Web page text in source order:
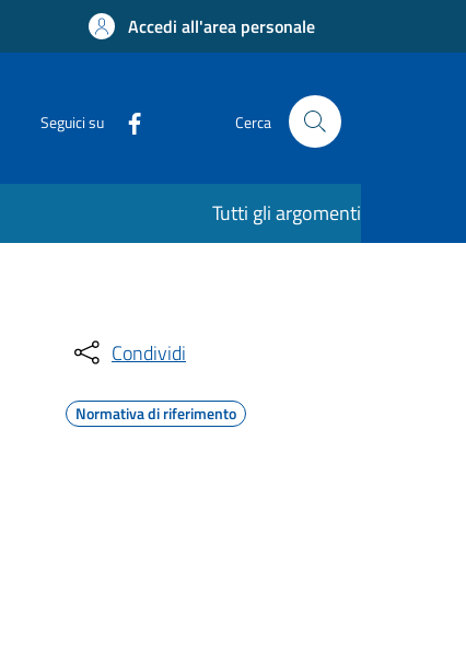
Accedi all'area personale
Seguici su Cerca
Tutti gli argomenti
Condividi
Normativa di riferimento